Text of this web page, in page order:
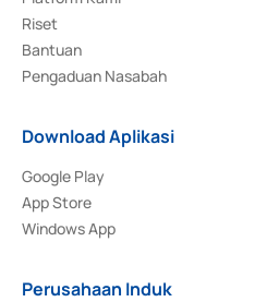
Riset
Bantuan
Pengaduan Nasabah
Download Aplikasi
Google Play
App Store
Windows App
Perusahaan Induk